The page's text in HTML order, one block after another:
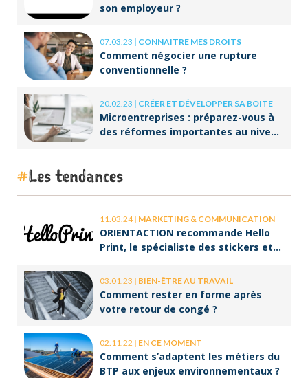
son employeur ?
07.03.23 | CONNAÎTRE MES DROITS
Comment négocier une rupture
conventionnelle ?
20.02.23 | CRÉER ET DÉVELOPPER SA BOÎTE
Microentreprises : préparez-vous à
des réformes importantes au niveau
Les tendances
11.03.24| MARKETING & COMMUNICATION
ORIENTACTION recommande Hello
Print, le spécialiste des stickers et
03.01.23 | BIEN-ÊTRE AU TRAVAIL
Comment rester en forme après
votre retour de congé ?
02.11.22 | EN CE MOMENT
Comment s’adaptent les métiers du
BTP aux enjeux environnementaux ?